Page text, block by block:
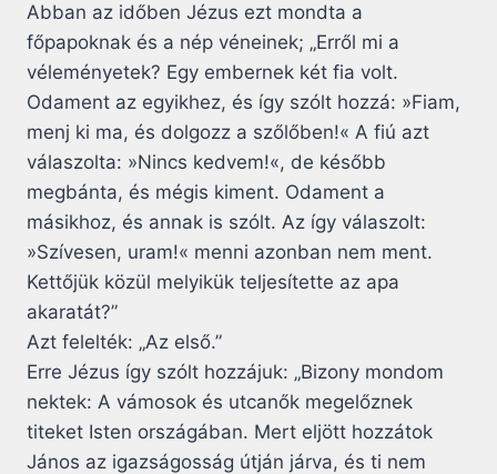
Abban az időben Jézus ezt mondta a
főpapoknak és a nép véneinek; „Erről mi a
véleményetek? Egy embernek két fia volt.
Odament az egyikhez, és így szólt hozzá: »Fiam,
menj ki ma, és dolgozz a szőlőben!« A fiú azt
válaszolta: »Nincs kedvem!«, de később
megbánta, és mégis kiment. Odament a
másikhoz, és annak is szólt. Az így válaszolt:
»Szívesen, uram!« menni azonban nem ment.
Kettőjük közül melyikük teljesítette az apa
akaratát?”
Azt felelték: „Az első.”
Erre Jézus így szólt hozzájuk: „Bizony mondom
nektek: A vámosok és utcanők megelőznek
titeket Isten országában. Mert eljött hozzátok
János az igazságosság útján járva, és ti nem